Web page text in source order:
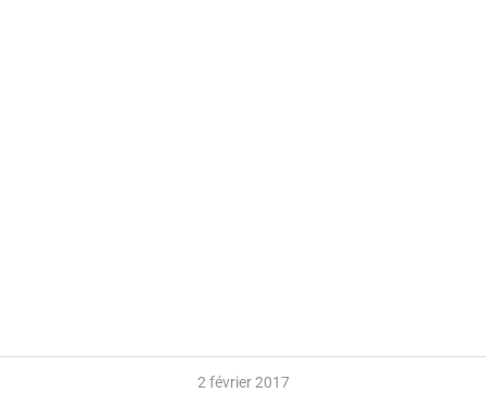
2 février 2017